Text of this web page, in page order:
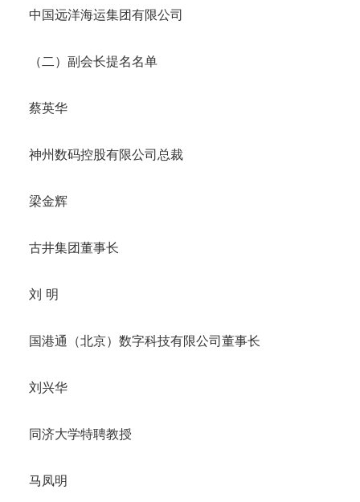
中国远洋海运集团有限公司
（二）副会长提名名单
蔡英华
神州数码控股有限公司总裁
梁金辉
古井集团董事长
刘 明
国港通（北京）数字科技有限公司董事长
刘兴华
同济大学特聘教授
马凤明